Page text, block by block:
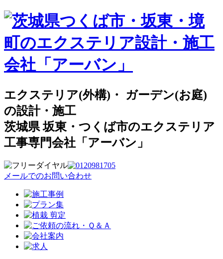
エクステリア(外構)・ ガーデン(お庭)
の設計・施工
茨城県 坂東・つくば市のエクステリア
工事専門会社「アーバン」
メールでのお問い合わせ